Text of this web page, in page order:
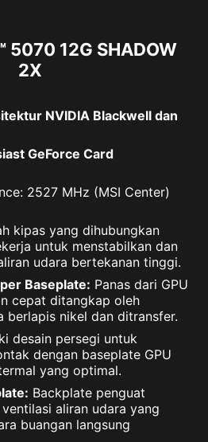
5070 12G SHADOW
2X
NVIDIA Blackwell dan
GeForce Card
2527 MHz (MSI Center)
kipas yang dihubungkan
untuk menstabilkan dan
udara bertekanan tinggi.
Baseplate: Panas dari GPU
cepat ditangkap oleh
berlapis nikel dan ditransfer.
desain persegi untuk
dengan baseplate GPU
yang optimal.
Backplate penguat
aliran udara yang
buangan langsung